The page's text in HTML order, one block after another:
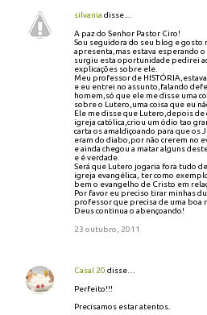
silvania disse…
A paz do Senhor Pastor Ciro!
Sou seguidora do seu blog e
apresenta,mas estava esperando
surgiu esta oportunidade pedirei
explicações sobre ele.
Meu professor de
e eu entrei no assunto,falando
homem,só que ele me disse uma
sobre o Lutero,uma coisa que eu
Ele me disse que Lutero,depois de
igreja católica,criou um ódio tao
carta os amaldiçoando para que
eram do diabo,por não crerem no
e ainda chegou a matar alguns
e é verdade.
Será que Lutero jogaria fora tudo
igreja evangélica, ter como
bem o evangelho de Cristo em
Por favor eu preciso tirar minhas
professor que precisa de uma boa
Deus continua o abençoando!
23 outubro, 2011
Casal 20 disse…
Perfeito!!!
Precisamos estar atentos.